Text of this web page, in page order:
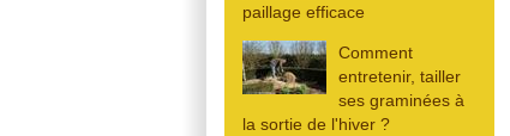
paillage efficace
Comment
entretenir, tailler
ses graminées à
la sortie de l'hiver ?